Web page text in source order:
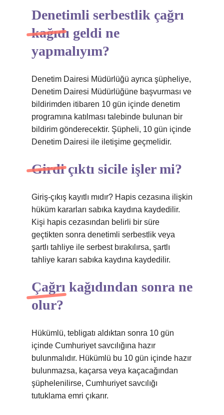
Denetimli serbestlik çağrı
kağıdı geldi ne
yapmalıyım?
Denetim Dairesi Müdürlüğü ayrıca şüpheliye,
Denetim Dairesi Müdürlüğüne başvurması ve
bildirimden itibaren 10 gün içinde denetim
programına katılması talebinde bulunan bir
bildirim gönderecektir. Şüpheli, 10 gün içinde
Denetim Dairesi ile iletişime geçmelidir.
Girdi çıktı sicile işler mi?
Giriş-çıkış kayıtlı mıdır? Hapis cezasına ilişkin
hüküm kararları sabıka kaydına kaydedilir.
Kişi hapis cezasından belirli bir süre
geçtikten sonra denetimli serbestlik veya
şartlı tahliye ile serbest bırakılırsa, şartlı
tahliye kararı sabıka kaydına kaydedilir.
Çağrı kağıdından sonra ne
olur?
Hükümlü, tebligatı aldıktan sonra 10 gün
içinde Cumhuriyet savcılığına hazır
bulunmalıdır. Hükümlü bu 10 gün içinde hazır
bulunmazsa, kaçarsa veya kaçacağından
şüphelenilirse, Cumhuriyet savcılığı
tutuklama emri çıkarır.